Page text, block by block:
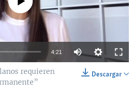
4:21
Descargar
requieren